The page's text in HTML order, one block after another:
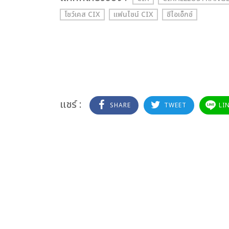
โชว์เคส CIX
แฟนไซน์ CIX ซีไอเอ็กซ์
แชร์ : SHARE TWEET